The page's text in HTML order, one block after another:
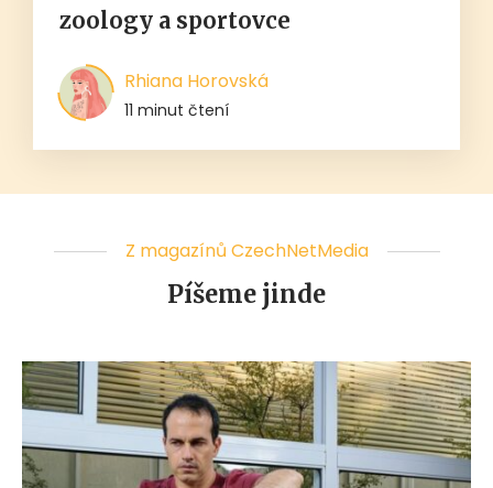
zoology a sportovce
Rhiana Horovská
11 minut čtení
Z magazínů CzechNetMedia
Píšeme jinde